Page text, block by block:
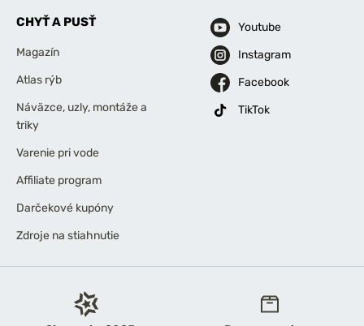
CHYŤ A PUSŤ
Magazín
Atlas rýb
Náväzce, uzly, montáže a
triky
Varenie pri vode
Affiliate program
Darčekové kupóny
Zdroje na stiahnutie
Youtube
Instagram
Facebook
TikTok